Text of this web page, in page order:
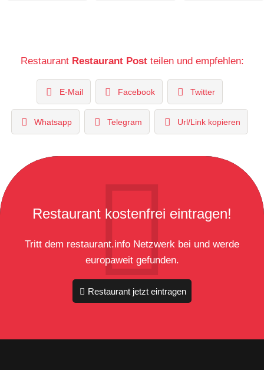
Restaurant Restaurant Postteilen und empfehlen:
E-Mail Facebook Twitter
Whatsapp Telegram Url/Link kopieren
Restaurant kostenfrei eintragen!
Tritt dem restaurant.info Netzwerk bei und werde
europaweit gefunden.
Restaurant jetzt eintragen